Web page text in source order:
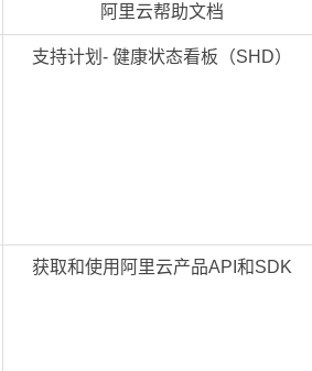
阿里云帮助文档
支持计划- 健康状态看板（SHD）
获取和使用阿里云产品API和SDK